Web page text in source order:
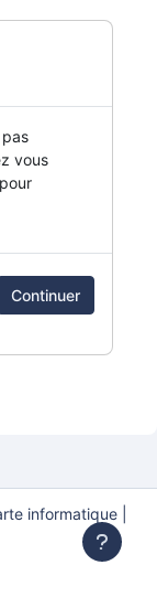
vous
Continuer
informatique |